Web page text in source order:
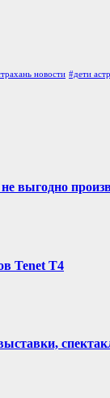
новости #дети
выгодно
Tenet T4